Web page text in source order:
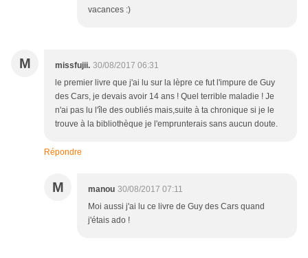
vacances :)
M missfujii. 30/08/2017 06:31
le premier livre que j'ai lu sur la lèpre ce fut l'impure de Guy
des Cars, je devais avoir 14 ans ! Quel terrible maladie ! Je
n'ai pas lu l'île des oubliés mais,suite à ta chronique si je le
trouve à la bibliothèque je l'emprunterais sans aucun doute.
Répondre
M manou 30/08/2017 07:11
Moi aussi j'ai lu ce livre de Guy des Cars quand
j'étais ado !